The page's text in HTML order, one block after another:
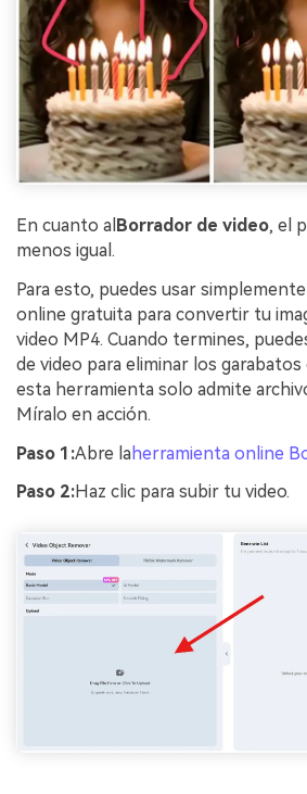
En cuanto al Borrador de video, el
menos igual.
Para esto, puedes usar
online gratuita para convertir tu
video MP4. Cuando termines,
de video para eliminar los garabatos
esta herramienta solo admite
Míralo en acción.
Paso 1:Abre laherramienta online
Paso 2:Haz clic para subir tu video.